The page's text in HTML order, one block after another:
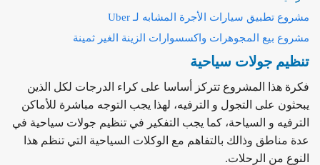
مشروع تطبيق سيارات الأجرة المشابه لـ Uber
مشروع بيع المجوهرات واكسسوارات الزينة الغير ثمينة
تنظيم جولات سياحية
فكرة هذا المشروع تتركز أساسا على كراء الدرجات لكل الذين
يبحثون على التجول و الترفيه، لهذا يجب التوجه مباشرة للأماكن
الترفيه و السياحة، كما يجب التفكير في تنظيم جولات سياحية في
عدة مناطق وذالك بالتفاهم مع الوكلات السياحية التي تنظم هذا
النوع من الرحلات.